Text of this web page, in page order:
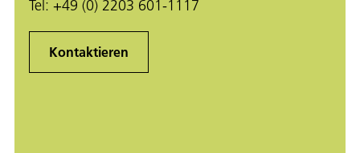
Tel: +49 (0) 2203 601-1117
Kontaktieren